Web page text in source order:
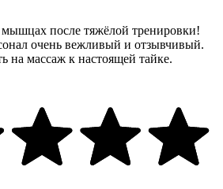
после тяжёлой тренировки!
очень вежливый и отзывчивый.
на массаж к настоящей тайке.